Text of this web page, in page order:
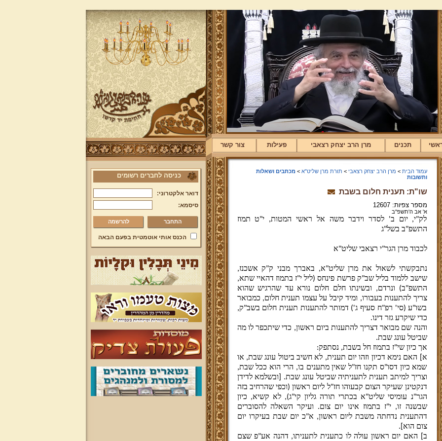
תכנים מרן הרב יצחק רצאבי פעילות צור קשר
עמוד הבית > מרן הרב יצחק רצאבי > תורת מרן שליט"א >מכתבים ושאלות
ותשובות
שו"ת: תענית חלום בשבת
מספר צפיות: 12607
א' אב ה'תשפ''ב
לק"י, יום ב' לסדר וידבר משה אל ראשי המטות, י"ט תמוז
התשפ"ב בשל"ג
לכבוד מרן הגר"י רצאבי שליט"א
נתבקשתי לשאול את מרן שליט"א, באברך מבני ק"ק אשכנז,
שישב ללמוד בליל שב"ק פרשת פינחס (ליל י"ז בתמוז דהאיי שתא,
התשפ"ב) ונרדם, ובשינתו חלם חלום נורא עד שהרגיש שהוא
צריך להתענות בעבורו, ומיד קיבל על עצמו תענית חלום, כמבואר
בשו"ע (סי' רפ"ח סעיף ג') דמותר להתענות תענית חלום בשב"ק,
כדי שיקרע גזר דינו.
והנה שם מבואר דצריך להתענות ביום ראשון, כדי שיתכפר לו מה
שביטל עונג שבת.
אך כיון שי"ז בתמוז חל בשבת, נסתפק:
א] האם נימא דכיון וזהו יום תענית, לא חשיב ביטול עונג שבת, או
שמא כיון דסו"ס תקנו חז"ל שאין מתענים בו, הרי הוא ככל שבת,
וצריך למיתב תענית לתעניתיה שביטל עונג שבת. [ובשלמא לדידן
דנקטינן שעיקר הצום קבעוהו חז"ל ליום ראשון (וכפי שהרחיב בזה
הגר"נ עומיסי שליט"א בכתרי תורה גליון קי"ג), לא קשיא, כיון
שבשנה זו, י"ז בתמוז אינו יום צום. ועיקר השאלה להסוברים
דהתענית נדחתה משבת ליום ראשון, א"כ יום שבת בעיקרו יום
צום הוא].
ב] האם יום ראשון עולה לו כתענית לתעניתו, דהנה אע"פ שצם
כניסה לחברים רשומים
דואר אלקטרוני:
סיסמא:
להרשמה
הכנס אותי אוטמטית בפעם הבאה